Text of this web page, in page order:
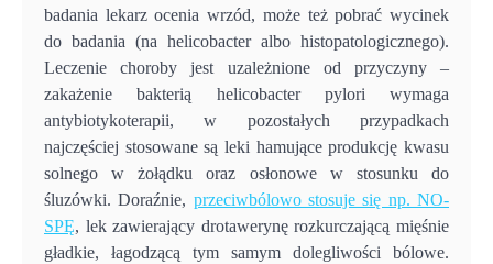
badania lekarz ocenia wrzód, może też pobrać wycinek
do badania (na helicobacter albo histopatologicznego).
Leczenie choroby jest uzależnione od przyczyny –
zakażenie bakterią helicobacter pylori wymaga
antybiotykoterapii, w pozostałych przypadkach
najczęściej stosowane są leki hamujące produkcję kwasu
solnego w żołądku oraz osłonowe w stosunku do
śluzówki. Doraźnie, przeciwbólowo stosuje się np. NO-
SPĘ, lek zawierający drotawerynę rozkurczającą mięśnie
gładkie, łagodzącą tym samym dolegliwości bólowe.